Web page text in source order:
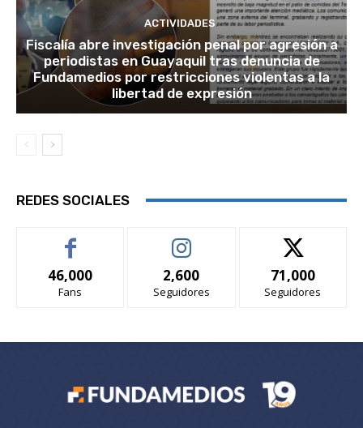
ACTIVIDADES
Fiscalía abre investigación penal por agresión a
periodistas en Guayaquil tras denuncia de
Fundamedios por restricciones violentas a la
libertad de expresión
REDES SOCIALES
46,000
Fans
2,600
Seguidores
71,000
Seguidores